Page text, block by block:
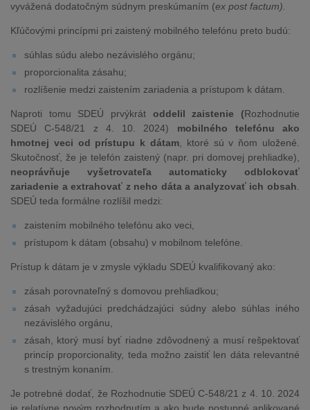
vyvážená dodatočným súdnym preskúmaním (ex post factum).
Kľúčovými princípmi pri zaistený mobilného telefónu preto budú:
súhlas súdu alebo nezávislého orgánu;
proporcionalita zásahu;
rozlíšenie medzi zaistením zariadenia a prístupom k dátam.
Naproti tomu SDEÚ prvýkrát oddelil zaistenie (Rozhodnutie
SDEÚ C‑548/21 z 4. 10. 2024) mobilného telefónu ako
hmotnej veci od prístupu k dátam , ktoré sú v ňom uložené.
Skutočnosť, že je telefón zaistený (napr. pri domovej prehliadke),
neoprávňuje vyšetrovateľa automaticky odblokovať
zariadenie a extrahovať z neho dáta a analyzovať ich obsah
SDEÚ teda formálne rozlíšil medzi:
zaistením mobilného telefónu ako veci,
prístupom k dátam (obsahu) v mobilnom telefóne.
Prístup k dátam je v zmysle výkladu SDEÚ kvalifikovaný ako:
zásah porovnateľný s domovou prehliadkou;
zásah vyžadujúci predchádzajúci súdny alebo súhlas iného
nezávislého orgánu,
zásah, ktorý musí byť riadne zdôvodnený a musí rešpektovať
princíp proporcionality, teda možno zaistiť len dáta relevantné
s trestným konaním.
Je potrebné dodať, že Rozhodnutie SDEÚ C‑548/21 z 4. 10. 2024